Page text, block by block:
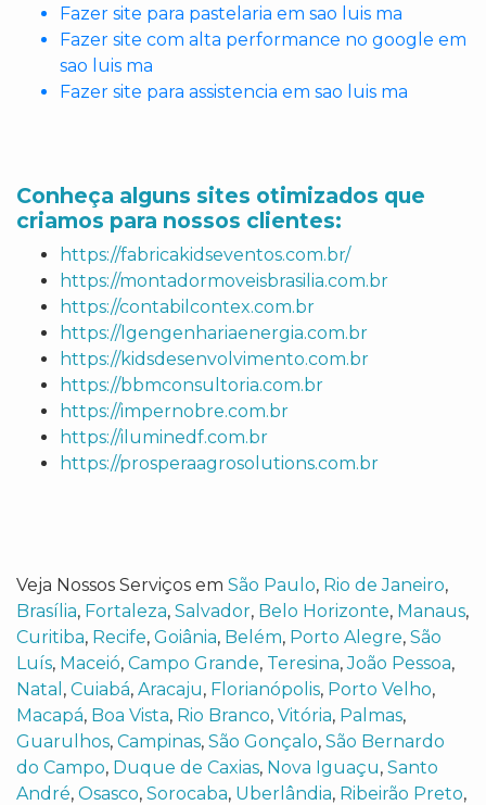
Fazer site para pastelaria em sao luis ma
Fazer site com alta performance no google em
sao luis ma
Fazer site para assistencia em sao luis ma
Conheça alguns sites otimizados que
criamos para nossos clientes:
https://fabricakidseventos.com.br/
https://montadormoveisbrasilia.com.br
https://contabilcontex.com.br
https://lgengenhariaenergia.com.br
https://kidsdesenvolvimento.com.br
https://bbmconsultoria.com.br
https://impernobre.com.br
https://iluminedf.com.br
https://prosperaagrosolutions.com.br
Veja Nossos Serviços em São Paulo, Rio de Janeiro,
Brasília, Fortaleza, Salvador, Belo Horizonte, Manaus,
Curitiba, Recife, Goiânia, Belém, Porto Alegre, São
Luís, Maceió, Campo Grande, Teresina,João Pessoa,
Natal , Cuiabá, Aracaju, Florianópolis, Porto Velho,
Macapá, Boa Vista, Rio Branco, Vitória, Palmas,
Guarulhos, Campinas, São Gonçalo, São Bernardo
do Campo, Duque de Caxias, Nova Iguaçu, Santo
André, Osasco, Sorocaba, Uberlândia, Ribeirão Preto,